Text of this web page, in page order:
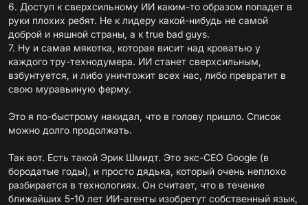
6. Доступ к сверхсильному ИИ каким-то образом попадет в
руки плохих ребят. Не к лидеру какой-нибудь не самой
доброй и няшной страны, а к true bad guys.
7. Ну и самая мякотка, которая висит над кроватью у
каждого тру-технодумера. ИИ станет сверхсильным,
взбунтуется, и либо уничтожит всех нас, либо превратит в
свою муравьиную ферму.
Это я по-быстрому накидал, что в голову пришло. Список
можно долго продолжать.
Так вот. Есть такой Эрик Шмидт. Это экс-СЕО Google (в
бородатые годы), и просто дядька, который очень неплохо
разбирается в технологиях. Он считает, что в течение
ближайших 5-10 лет ИИ-агенты изобретут собственный язык,